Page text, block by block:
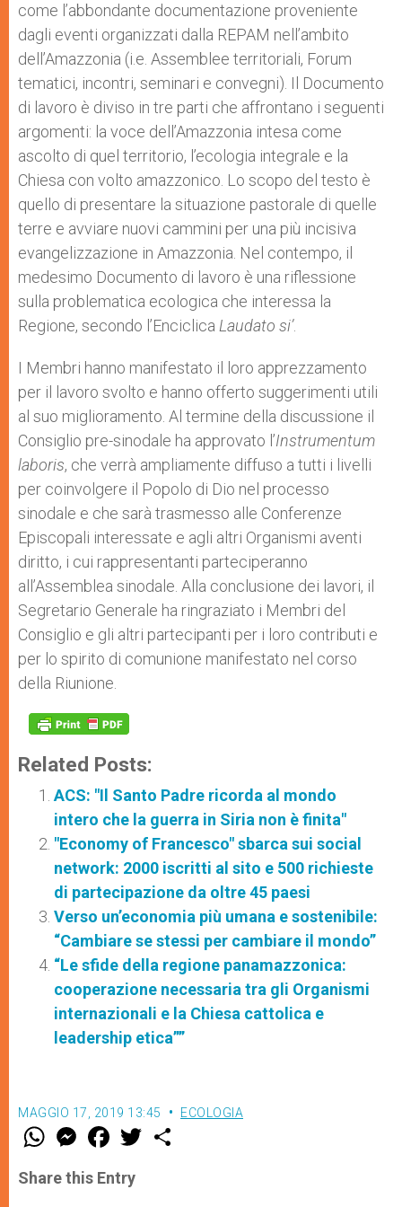
come l’abbondante documentazione proveniente
dagli eventi organizzati dalla REPAM nell’ambito
dell’Amazzonia (i.e. Assemblee territoriali, Forum
tematici, incontri, seminari e convegni). Il Documento
di lavoro è diviso in tre parti che affrontano i seguenti
argomenti: la voce dell’Amazzonia intesa come
ascolto di quel territorio, l’ecologia integrale e la
Chiesa con volto amazzonico. Lo scopo del testo è
quello di presentare la situazione pastorale di quelle
terre e avviare nuovi cammini per una più incisiva
evangelizzazione in Amazzonia. Nel contempo, il
medesimo Documento di lavoro è una riflessione
sulla problematica ecologica che interessa la
Regione, secondo l’Enciclica Laudato si’.
I Membri hanno manifestato il loro apprezzamento
per il lavoro svolto e hanno offerto suggerimenti utili
al suo miglioramento. Al termine della discussione il
Consiglio pre-sinodale ha approvato l’Instrumentum
laboris, che verrà ampliamente diffuso a tutti i livelli
per coinvolgere il Popolo di Dio nel processo
sinodale e che sarà trasmesso alle Conferenze
Episcopali interessate e agli altri Organismi aventi
diritto, i cui rappresentanti parteciperanno
all’Assemblea sinodale. Alla conclusione dei lavori, il
Segretario Generale ha ringraziato i Membri del
Consiglio e gli altri partecipanti per i loro contributi e
per lo spirito di comunione manifestato nel corso
della Riunione.
Related Posts:
ACS: "Il Santo Padre ricorda al mondo
intero che la guerra in Siria non è finita"
"Economy of Francesco" sbarca sui social
network: 2000 iscritti al sito e 500 richieste
di partecipazione da oltre 45 paesi
Verso un’economia più umana e sostenibile:
“Cambiare se stessi per cambiare il mondo”
“Le sfide della regione panamazzonica:
cooperazione necessaria tra gli Organismi
internazionali e la Chiesa cattolica e
leadership etica””
MAGGIO 17, 2019 13:45 ECOLOGIA
W
t
s
M
e
s
e
F
a
e
b
w
Share this Entry